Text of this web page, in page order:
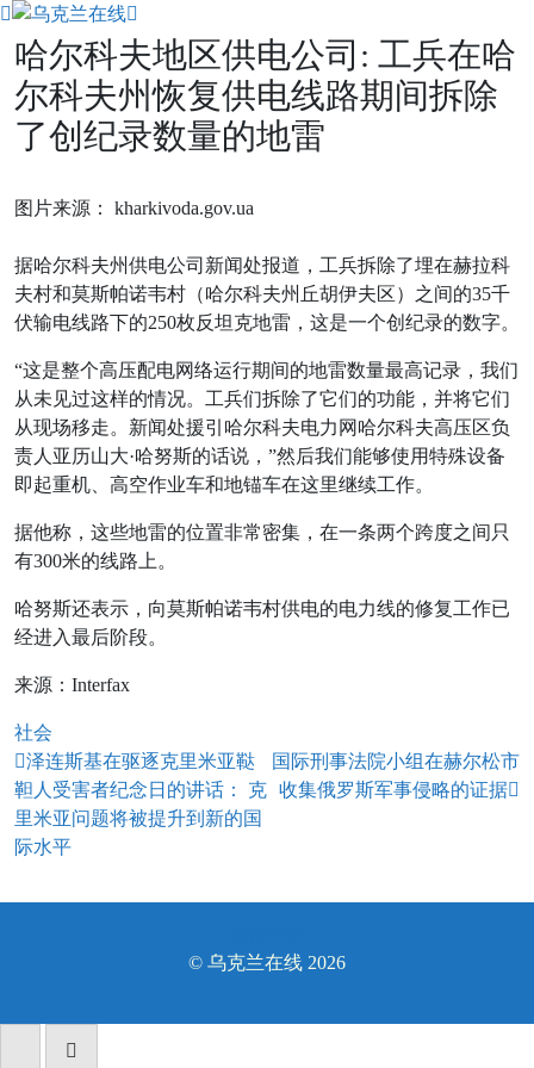
Skip
content
哈尔科夫地区供电公司: 工兵在哈
尔科夫州恢复供电线路期间拆除
了创纪录数量的地雷
图片来源： kharkivoda.gov.ua
据哈尔科夫州供电公司新闻处报道，工兵拆除了埋在赫拉科
夫村和莫斯帕诺韦村（哈尔科夫州丘胡伊夫区）之间的35千
伏输电线路下的250枚反坦克地雷，这是一个创纪录的数字。
“这是整个高压配电网络运行期间的地雷数量最高记录，我们
从未见过这样的情况。工兵们拆除了它们的功能，并将它们
从现场移走。新闻处援引哈尔科夫电力网哈尔科夫高压区负
责人亚历山大·哈努斯的话说，”然后我们能够使用特殊设备
即起重机、高空作业车和地锚车在这里继续工作。
据他称，这些地雷的位置非常密集，在一条两个跨度之间只
有300米的线路上。
哈努斯还表示，向莫斯帕诺韦村供电的电力线的修复工作已
经进入最后阶段。
来源：Interfax
社会
文
章
导
泽连斯基在驱逐克里米亚鞑
靼人受害者纪念日的讲话： 克
里米亚问题将被提升到新的国
际水平
国际刑事法院小组在赫尔松市
收集俄罗斯军事侵略的证据
© 乌克兰在线 2026